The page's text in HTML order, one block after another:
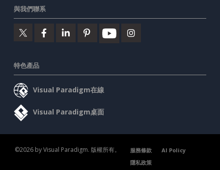
與我們聯系
特色產品
Visual Paradigm在線
Visual Paradigm桌面
©2026 by Visual Paradigm. 版權所有。 服務條款
AI Policy
隱私政策